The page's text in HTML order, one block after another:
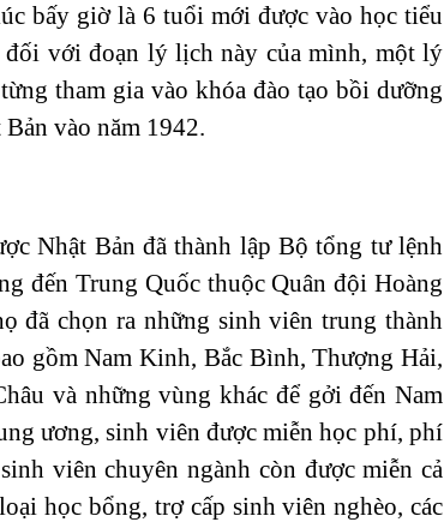
bấy giờ là 6 tuổi mới được vào học tiểu
với đoạn lý lịch này của mình, một lý
tham gia vào khóa đào tạo bồi dưỡng
vào năm 1942.
Nhật Bản đã thành lập Bộ tổng tư lệnh
đến Trung Quốc thuộc Quân đội Hoàng
đã chọn ra những sinh viên trung thành
gồm Nam Kinh, Bắc Bình, Thượng Hải,
và những vùng khác để gởi đến Nam
ương, sinh viên được miễn học phí, phí
viên chuyên ngành còn được miễn cả
học bổng, trợ cấp sinh viên nghèo, các